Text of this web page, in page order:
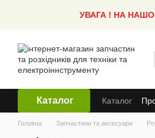
УВАГА ! НА
Каталог Каталог
Головна Запчастини та аксесуари